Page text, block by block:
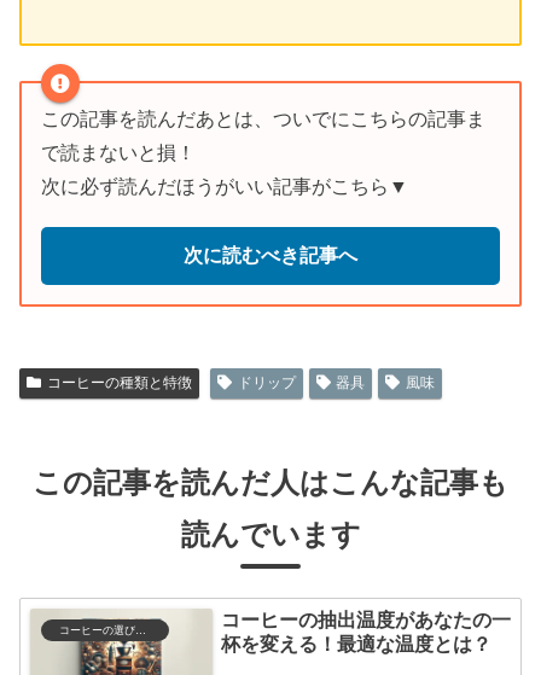
この記事を読んだあとは、ついでにこちらの記事ま
で読まないと損！
次に必ず読んだほうがいい記事がこちら▼
次に読むべき記事へ
コーヒーの種類と特徴 ドリップ 器具 風味
この記事を読んだ人はこんな記事も
読んでいます
コーヒーの抽出温度があなたの一
杯を変える！最適な温度とは？